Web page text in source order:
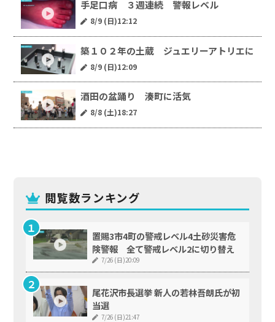
閲覧数ランキング
置賜3市4町の警戒レベル4土砂災害危
険警報 全て警戒レベル2に切り替え
7/26 (日)20:09
尾花沢市長選挙 新人の若林吾朗氏が初
当選
7/26 (日)21:47
手足口病 ３週連続 警報レベル
8/9 (日)12:12
築１０２年の土蔵 ジュエリーアトリエに
8/9 (日)12:09
酒田の盆踊り 湊町に活気
8/8 (土)18:27